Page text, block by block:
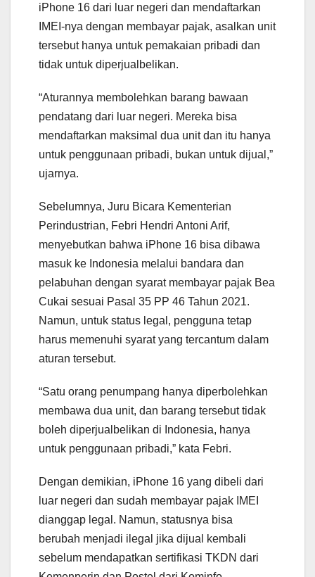
iPhone 16 dari luar negeri dan mendaftarkan
IMEI-nya dengan membayar pajak, asalkan unit
tersebut hanya untuk pemakaian pribadi dan
tidak untuk diperjualbelikan.
“Aturannya membolehkan barang bawaan
pendatang dari luar negeri. Mereka bisa
mendaftarkan maksimal dua unit dan itu hanya
untuk penggunaan pribadi, bukan untuk dijual,”
ujarnya.
Sebelumnya, Juru Bicara Kementerian
Perindustrian, Febri Hendri Antoni Arif,
menyebutkan bahwa iPhone 16 bisa dibawa
masuk ke Indonesia melalui bandara dan
pelabuhan dengan syarat membayar pajak Bea
Cukai sesuai Pasal 35 PP 46 Tahun 2021.
Namun, untuk status legal, pengguna tetap
harus memenuhi syarat yang tercantum dalam
aturan tersebut.
“Satu orang penumpang hanya diperbolehkan
membawa dua unit, dan barang tersebut tidak
boleh diperjualbelikan di Indonesia, hanya
untuk penggunaan pribadi,” kata Febri.
Dengan demikian, iPhone 16 yang dibeli dari
luar negeri dan sudah membayar pajak IMEI
dianggap legal. Namun, statusnya bisa
berubah menjadi ilegal jika dijual kembali
sebelum mendapatkan sertifikasi TKDN dari